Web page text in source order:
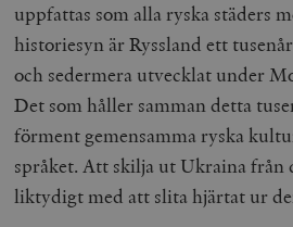
uppfattas som alla ryska städers
historiesyn är Ryssland ett
och sedermera utvecklat under
Det som håller samman detta
förment gemensamma ryska
språket. Att skilja ut Ukraina från
liktydigt med att slita hjärtat ur